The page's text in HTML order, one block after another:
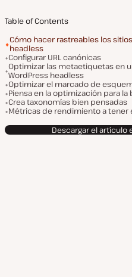
Table of Contents
Cómo hacer rastreables los
headless
Configurar URL canónicas
Optimizar las metaetiquetas en
WordPress headless
Optimizar el marcado de
Piensa en la optimización para
Crea taxonomías bien pensadas
Métricas de rendimiento a tener
Descargar el artículo